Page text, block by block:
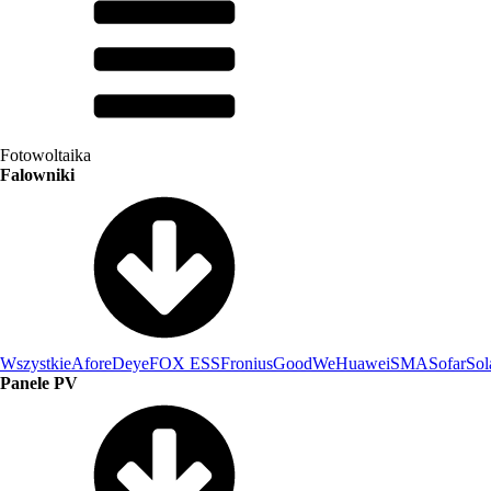
Fotowoltaika
Falowniki
WszystkieAforeDeyeFOX ESSFroniusGoodWeHuaweiSMASofar
Panele PV